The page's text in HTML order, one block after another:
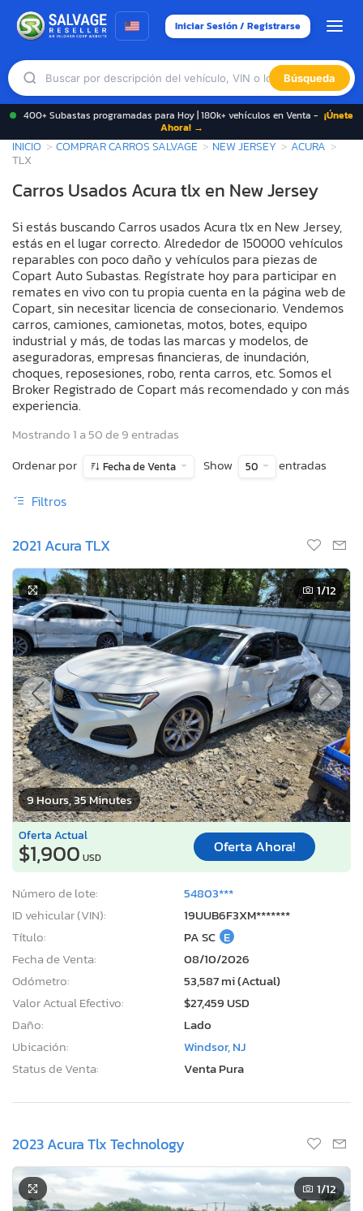
Iniciar Sesión / Registrarse
Búsqueda
400+ Subastas programadas para Hoy | 180k+ vehículos en Venta - ¡Únete
Ahora! →
INICIO COMPRAR CARROS SALVAGE NEW JERSEY
ACURA
TLX
Carros Usados Acura tlx en New Jersey
Si estás buscando Carros usados Acura tlx en New Jersey,
estás en el lugar correcto. Alrededor de 150000 vehículos
reparables con poco daño y vehículos para piezas de
Copart Auto Subastas. Regístrate hoy para participar en
remates en vivo con tu propia cuenta en la página web de
Copart, sin necesitar licencia de consecionario. Vendemos
carros, camiones, camionetas, motos, botes, equipo
industrial y más, de todas las marcas y modelos, de
aseguradoras, empresas financieras, de inundación,
choques, reposesiones, robo, renta carros, etc. Somos el
Broker Registrado de Copart más recomendado y con más
experiencia.
Mostrando 1 a 50 de 9 entradas
Ordenar por
Fecha de Venta Show 50 entradas
Filtros
2021 Acura TLX
9 Hours, 35 Minutes
1/12
Oferta Actual
$1,900 USD
Oferta Ahora!
Número de lote:
54803***
ID vehicular (VIN):
19UUB6F3XM*******
Título:
PA SC E
Fecha de Venta:
08/10/2026
Odómetro:
53,587 mi (Actual)
Valor Actual Efectivo:
$27,459 USD
Daño:
Lado
Ubicación:
Windsor, NJ
Status de Venta:
Venta Pura
2023 Acura Tlx Technology
1/12